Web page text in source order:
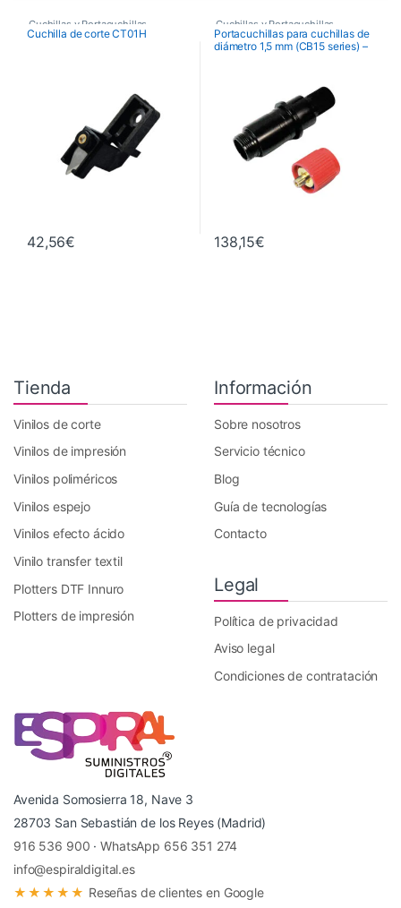
Cuchillas y Portacuchillas
Graphtec
Cuchilla de corte CT01H
42,56€
Cuchillas y Portacuchillas
Graphtec
Portacuchillas para cuchillas de
diámetro 1,5 mm (CB15 series) –
138,15€
Tienda
Vinilos de corte
Vinilos de impresión
Vinilos poliméricos
Vinilos espejo
Vinilos efecto ácido
Vinilo transfer textil
Plotters DTF Innuro
Plotters de impresión
Información
Sobre nosotros
Servicio técnico
Blog
Guía de tecnologías
Contacto
Legal
Política de privacidad
Aviso legal
Condiciones de contratación
Avenida Somosierra 18, Nave 3
28703 San Sebastián de los Reyes (Madrid)
916 536 900 ·WhatsApp 656 351 274
info@espiraldigital.es
★★★★★ Reseñas de clientes en Google